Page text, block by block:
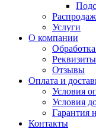
Услуги
О компании
Реквизиты
Отзывы
Оплата и
Условия
Условия
Гарантия
Контакты